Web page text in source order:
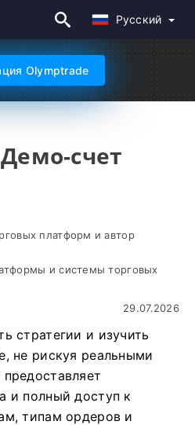
Русский
Olymptrade
счет
платформ и автор
и системы торговых
29.07.2026
стратегии и изучить
не рискуя реальными
и полный доступ к
типам ордеров и